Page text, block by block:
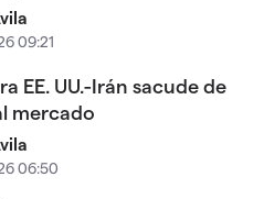
09:21
EE. UU.-Irán sacude de
mercado
06:50